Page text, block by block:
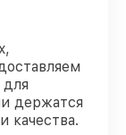
держатся
качества.